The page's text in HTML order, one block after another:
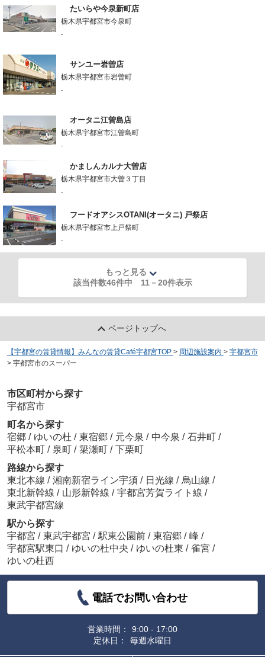
たいらや今泉新町店
栃木県宇都宮市今泉町
-
サンユー岩曽店
栃木県宇都宮市岩曽町
-
オータニ江曽島店
栃木県宇都宮市江曽島町
-
かましんカルナ大曽店
栃木県宇都宮市大曽３丁目
-
フードオアシスOTANI(オータニ) 戸祭店
栃木県宇都宮市上戸祭町
-
もっと見る
該当件数46件中 11 －20件表示
ページトップへ
【宇都宮の賃貸情報】みんなの賃貸Café宇都宮TOP > 周辺施設案内 > 宇都宮市
> 宇都宮市のスーパー
市区町村から探す
宇都宮市
町名から探す
宿郷 / ゆいの杜 / 東宿郷 / 元今泉 / 中今泉 / 石井町 /
平松本町 / 泉町 / 簗瀬町 / 下栗町
路線から探す
東北本線 / 湘南新宿ライン宇須 / 日光線 / 烏山線 /
東北新幹線 / 山形新幹線 / 宇都宮芳賀ライト線 /
東武宇都宮線
駅から探す
宇都宮 / 東武宇都宮 / 駅東公園前 / 東宿郷 / 峰 /
宇都宮駅東口 / ゆいの杜中央 / ゆいの杜東 / 雀宮 /
ゆいの杜西
電話でお問い合わせ
営業時間：
9:00 - 17:00
定休日：
毎週水曜日